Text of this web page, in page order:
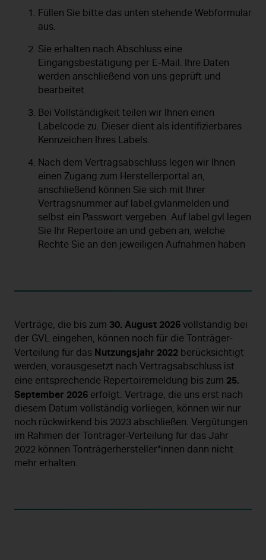
Füllen Sie bitte das unten stehende Webformular
aus.
Sie erhalten nach Abschluss eine
Eingangsbestätigung per E-Mail. Ihre Daten
werden anschließend von uns geprüft und
bearbeitet.
Bei Vollständigkeit teilen wir Ihnen einen
Labelcode zu. Dieser dient als identifizierbares
Kennzeichen Ihres Labels.
Nach dem Vertragsabschluss legen wir Ihnen
einen Zugang zum Herstellerportal an,
anschließend können Sie sich mit Ihrer
Vertragsnummer auf label.gvlanmelden und
selbst ein Passwort vergeben. Auf label.gvl legen
Sie Ihr Repertoire an und geben an, welche
Rechte Sie an den jeweiligen Aufnahmen haben
Verträge, die bis zum 30. August 2026 vollständig bei
der GVL eingehen, können noch für die Tonträger-
Verteilung für das Nutzungsjahr 2022 berücksichtigt
werden, vorausgesetzt nach Vertragsabschluss ist
eine entsprechende Repertoiremeldung bis zum 25.
September 2026 erfolgt. Verträge, die uns erst nach
diesem Datum vollständig vorliegen, können wir nur
noch rückwirkend bis 2023 abschließen. Vergütungen
im Rahmen der Tonträger-Verteilung für das Jahr
2022 können Tonträgerhersteller*innen dann nicht
mehr erhalten.